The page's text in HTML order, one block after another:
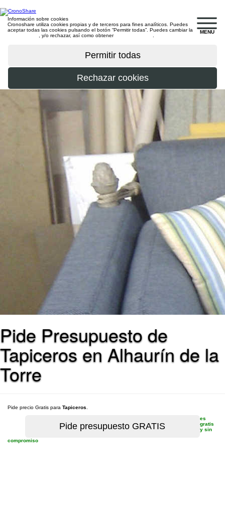
MENU
Información sobre cookies
Cronoshare utiliza cookies propias y de terceros para fines analíticos. Puedes
aceptar todas las cookies pulsando el botón “Permitir todas”. Puedes cambiar la
, y/o rechazar, así como obtener
Pide Presupuesto de
Tapiceros en Alhaurín de la
Torre
Pide precio Gratis para Tapiceros
es
gratis
y sin
compromiso